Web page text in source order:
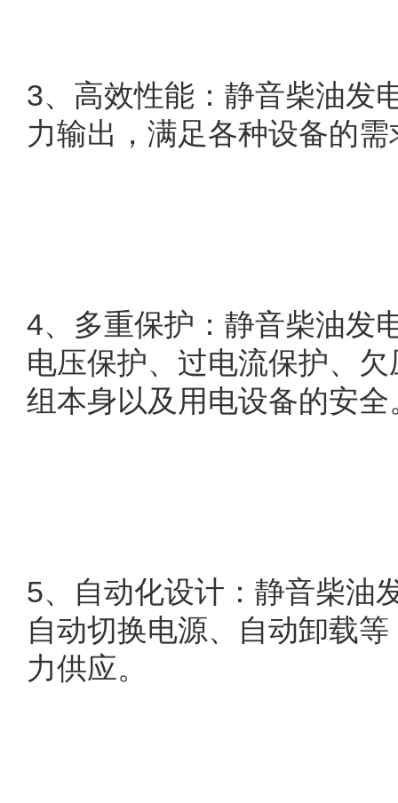
3、高效性能：静音柴油发
力输出，满足各种设备的
4、多重保护：静音柴油发
电压保护、过电流保护、
组本身以及用电设备的安全
5、自动化设计：静音柴油
自动切换电源、自动卸载
力供应。